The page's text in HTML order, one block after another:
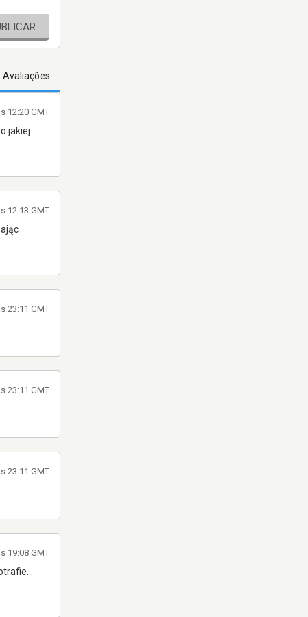
Avaliações
jakiej
12:20 GMT
12:13 GMT
23:11 GMT
23:11 GMT
23:11 GMT
19:08 GMT